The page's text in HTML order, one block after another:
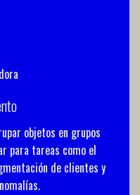
objetos en grupos
para tareas como el
de clientes y